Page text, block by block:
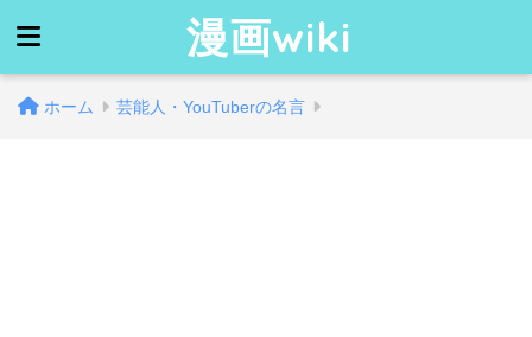
漫画wiki
ホーム 芸能人・YouTuberの名言